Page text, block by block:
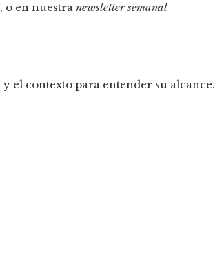
, o en nuestra newsletter semanal
el contexto para entender su alcance.